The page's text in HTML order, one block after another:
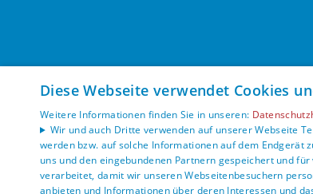
Diese Webseite verwendet Cookies
Weitere Informationen finden Sie in unseren:
Wir und auch Dritte verwenden auf unserer Webseite
werden bzw. auf solche Informationen auf dem Endgerät
uns und den eingebundenen Partnern gespeichert und
verarbeitet, damit wir unseren Webseitenbesuchern
anbieten und Informationen über deren Interessen und